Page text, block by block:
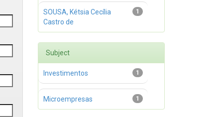
1
SOUSA, Kétsia Cecília
Castro de
Subject
1
Investimentos
1
Microempresas